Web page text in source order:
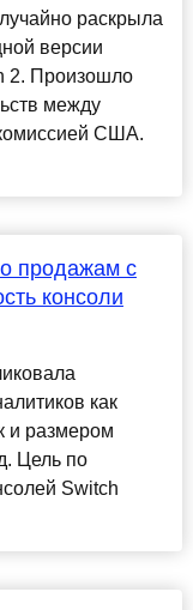
раскрыла
версии
2. Произошло
между
США.
продажам с
консоли
как
и размером
Цель по
Switch